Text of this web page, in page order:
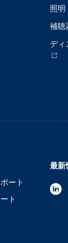
照明
補聴
ディ
ート
ト
最新